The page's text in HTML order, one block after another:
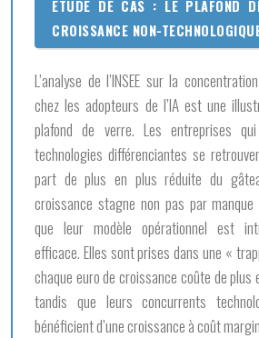
ÉTUDE DE CAS : LE PLAFOND
CROISSANCE NON-
L’analyse de l’INSEE sur la
chez les adopteurs de l’IA est une
plafond de verre. Les entreprises
technologies différenciantes se
part de plus en plus réduite du
croissance stagne non pas par manque
que leur modèle opérationnel est
efficace. Elles sont prises dans une «
chaque euro de croissance coûte de plus
tandis que leurs concurrents
bénéficient d’une croissance à coût